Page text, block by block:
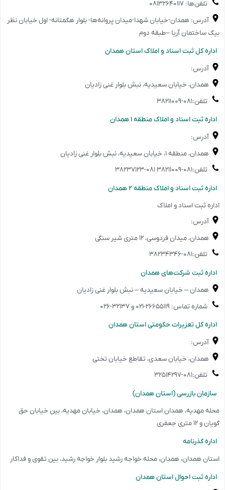
تلفن‌ها: ۰۸۱۳۲۶۴۰۱۱۷
آدرس: همدان-خیابان شهدا-میدان پروانه‌ها- بلوار هگمتانه- اول خیابان نظر
بیگ ساختمان آریا –طبقه دوم
️اداره کل ثبت اسناد و املاک استان همدان
آدرس:
همدان، خیابان سعیدیه، نبش بلوار غنی زادیان
تلفن:۰۸۱-۳۸۲۱۱۰۰۹
️اداره ثبت اسناد و املاک منطقه ۱ همدان
آدرس:
همدان، منطقه ۱، خیابان سعیدیه، نبش بلوار غنی زادیان
تلفن:۰۸۱-۳۸۲۱۱۰۰۹ ۰۸۱-۳۸۲۳۷۱۲۳
️اداره ثبت اسناد و املاک منطقه ۲ همدان
اداره ثبت اسناد و املاک
آدرس:
همدان، میدان فردوسی، ۱۲ متری شیر سنگی
تلفن:۰۸۱-۳۸۲۳۴۳۴۶
️اداره ثبت شرکت‌های همدان
همدان – خیابان سعیدیه – نبش بلوار غنی زادیان
شماره تماس: ۲۶۶۵۵۱۱۹-۰۲۱ و ۳۲۱۳۷-۰۲۶
️اداره کل تعزیرات حکومتی استان همدان
آدرس:
همدان، خیابان سعدی، تقاطع خیابان تختی
تلفن:۰۸۱-۳۲۵۱۴۲۹۷
️سازمان بازرسی (استان همدان)
محله مهدیه، همدان استان همدان، همدان، خیابان مهدیه، بین خیابان حق
گویان و ۱۲ متری جعفری
️اداره گذرنامه
استان همدان، همدان، محله خواجه رشید بلوار خواجه رشید، بین تقوی و فداکار
️اداره ثبت احوال استان همدان